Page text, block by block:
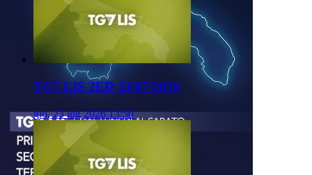
TG7 LIS 2ED 23/07/2026
gio, 23 lug 2026 13:50